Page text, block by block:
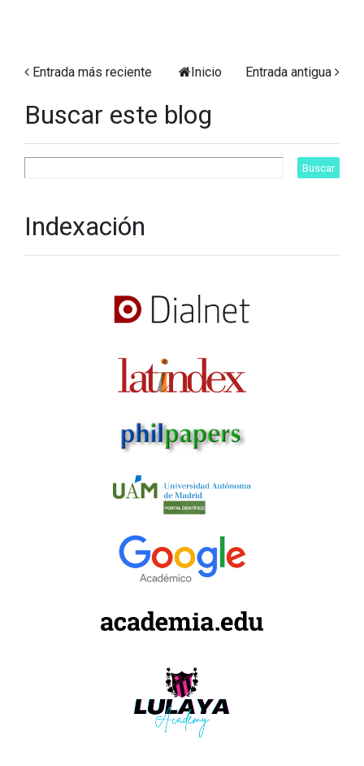
Entrada más reciente Entrada antigua
Inicio
Buscar este blog
Indexación